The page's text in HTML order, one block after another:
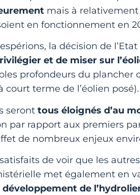
mais à
en fonctionnement en
la décision de
et de miser sur
profondeurs du
terme de l’éolien posé).
seront tous éloignés d’au
par rapport aux premiers
de nombreux enjeux
de voir que les
met également en
développement de